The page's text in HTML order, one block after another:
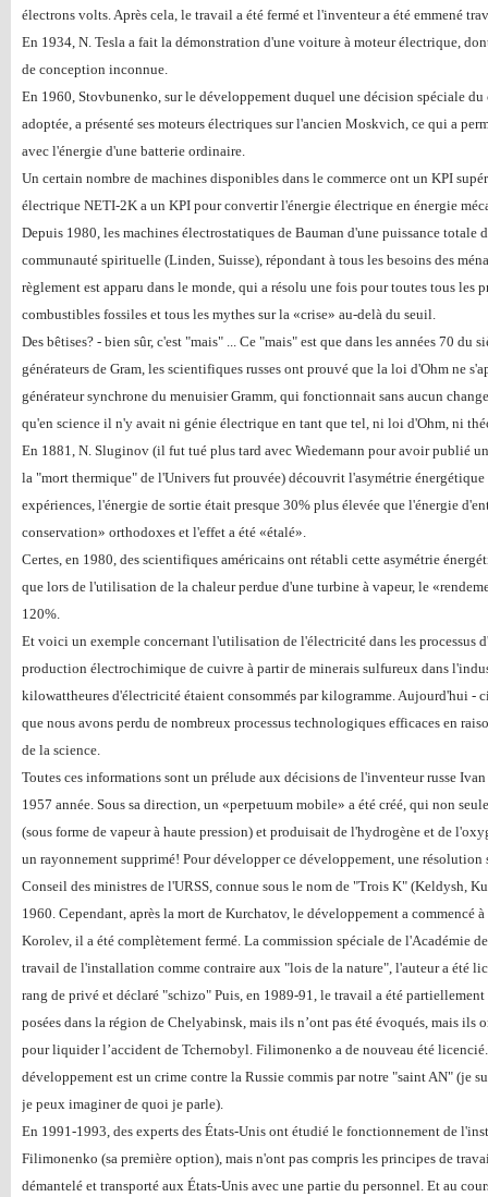
électrons volts. Après cela, le travail a été fermé et l'inventeur a été emmené
En 1934, N. Tesla a fait la démonstration d'une voiture à moteur électrique,
de conception inconnue.
En 1960, Stovbunenko, sur le développement duquel une décision spéciale
adoptée, a présenté ses moteurs électriques sur l'ancien Moskvich, ce qui a
avec l'énergie d'une batterie ordinaire.
Un certain nombre de machines disponibles dans le commerce ont un KPI
électrique NETI-2K a un KPI pour convertir l'énergie électrique en énergie
Depuis 1980, les machines électrostatiques de Bauman d'une puissance totale
communauté spirituelle (Linden, Suisse), répondant à tous les besoins des
règlement est apparu dans le monde, qui a résolu une fois pour toutes tous les
combustibles fossiles et tous les mythes sur la «crise» au-delà du seuil.
Des bêtises? - bien sûr, c'est "mais" ... Ce "mais" est que dans les années 70 du
générateurs de Gram, les scientifiques russes ont prouvé que la loi d'Ohm ne
générateur synchrone du menuisier Gramm, qui fonctionnait sans aucun
qu'en science il n'y avait ni génie électrique en tant que tel, ni loi d'Ohm, ni
En 1881, N. Sluginov (il fut tué plus tard avec Wiedemann pour avoir publié
la "mort thermique" de l'Univers fut prouvée) découvrit l'asymétrie énergétique
expériences, l'énergie de sortie était presque 30% plus élevée que l'énergie
conservation» orthodoxes et l'effet a été «étalé».
Certes, en 1980, des scientifiques américains ont rétabli cette asymétrie
que lors de l'utilisation de la chaleur perdue d'une turbine à vapeur, le
120%.
Et voici un exemple concernant l'utilisation de l'électricité dans les processus
production électrochimique de cuivre à partir de minerais sulfureux dans
kilowattheures d'électricité étaient consommés par kilogramme. Aujourd'hui -
que nous avons perdu de nombreux processus technologiques efficaces en
de la science.
Toutes ces informations sont un prélude aux décisions de l'inventeur russe
1957 année. Sous sa direction, un «perpetuum mobile» a été créé, qui non
(sous forme de vapeur à haute pression) et produisait de l'hydrogène et de
un rayonnement supprimé! Pour développer ce développement, une
Conseil des ministres de l'URSS, connue sous le nom de "Trois K" (Keldysh,
1960. Cependant, après la mort de Kurchatov, le développement a commencé à
Korolev, il a été complètement fermé. La commission spéciale de l'Académie
travail de l'installation comme contraire aux "lois de la nature", l'auteur a été
rang de privé et déclaré "schizo" Puis, en 1989-91, le travail a été
posées dans la région de Chelyabinsk, mais ils n’ont pas été évoqués, mais ils
pour liquider l’accident de Tchernobyl. Filimonenko a de nouveau été
développement est un crime contre la Russie commis par notre "saint AN" (je
je peux imaginer de quoi je parle).
En 1991-1993, des experts des États-Unis ont étudié le fonctionnement de
Filimonenko (sa première option), mais n'ont pas compris les principes de
démantelé et transporté aux États-Unis avec une partie du personnel. Et au